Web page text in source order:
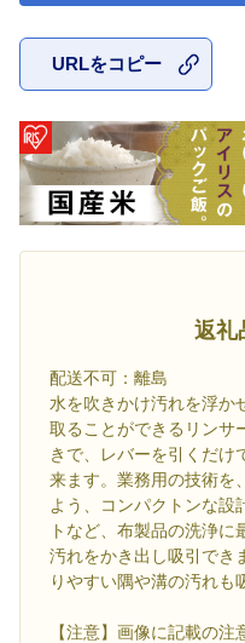
URLをコピー
返礼
配送不可：離島
水を吹きかけ汚れを浮か
取ることができるリンサ
きで、レバーを引くだけ
来ます。業務用の技術を
よう、コンパクトンな設
トなど、布製品の洗浄に
汚れをかき出し吸引でき
りやすい隅や溝の汚れ
【注意】画像に記載の